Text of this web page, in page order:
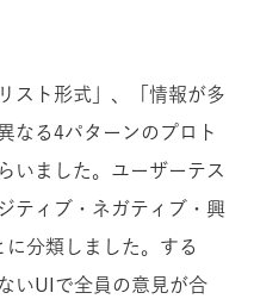
スト形式」、「情報が多
なる4パターンのプロト
いました。ユーザーテス
ティブ・ネガティブ・興
分類しました。する
いUIで全員の意見が合